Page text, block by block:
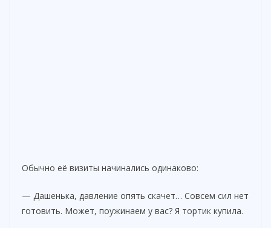
Обычно её визиты начинались одинаково:
— Дашенька, давление опять скачет… Совсем сил нет
готовить. Может, поужинаем у вас? Я тортик купила.